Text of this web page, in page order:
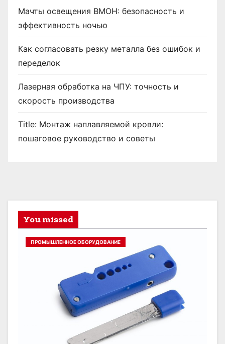
Мачты освещения ВМОН: безопасность и
эффективность ночью
Как согласовать резку металла без ошибок и
переделок
Лазерная обработка на ЧПУ: точность и
скорость производства
Title: Монтаж наплавляемой кровли:
пошаговое руководство и советы
You missed
ПРОМЫШЛЕННОЕ ОБОРУДОВАНИЕ